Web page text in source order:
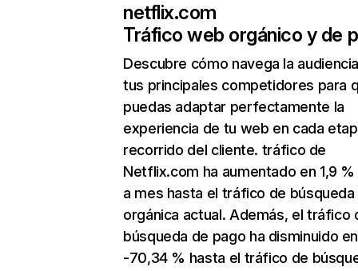
netflix.com
Tráfico web orgánico y de
Descubre cómo navega la
tus principales competidores para
puedas adaptar perfectamente la
experiencia de tu web en cada
recorrido del cliente. tráfico de
Netflix.com ha aumentado en 1,9
a mes hasta el tráfico de búsqueda
orgánica actual. Además, el tráfico
búsqueda de pago ha disminuido en
-70,34 % hasta el tráfico de